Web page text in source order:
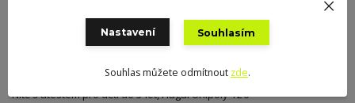
Kompletní specifikace
Nitě s atestem pro děti do 3 let, Hagal Unipoly 120
Nastavení Souhlasím
Souhlas můžete odmítnout zde.